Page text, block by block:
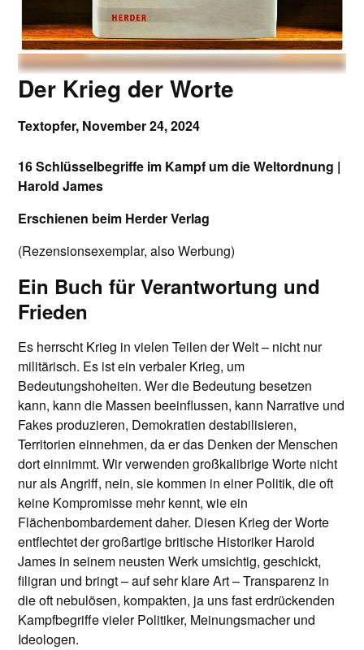
Der Krieg der Worte
Textopfer, November 24, 2024
16 Schlüsselbegriffe im Kampf um die Weltordnung |
Harold James
Erschienen beim Herder Verlag
(Rezensionsexemplar, also Werbung)
Ein Buch für Verantwortung und
Frieden
Es herrscht Krieg in vielen Teilen der Welt – nicht nur
militärisch. Es ist ein verbaler Krieg, um
Bedeutungshoheiten. Wer die Bedeutung besetzen
kann, kann die Massen beeinflussen, kann Narrative und
Fakes produzieren, Demokratien destabilisieren,
Territorien einnehmen, da er das Denken der Menschen
dort einnimmt. Wir verwenden großkalibrige Worte nicht
nur als Angriff, nein, sie kommen in einer Politik, die oft
keine Kompromisse mehr kennt, wie ein
Flächenbombardement daher. Diesen Krieg der Worte
entflechtet der großartige britische Historiker Harold
James in seinem neusten Werk umsichtig, geschickt,
filigran und bringt – auf sehr klare Art – Transparenz in
die oft nebulösen, kompakten, ja uns fast erdrückenden
Kampfbegriffe vieler Politiker, Meinungsmacher und
Ideologen.